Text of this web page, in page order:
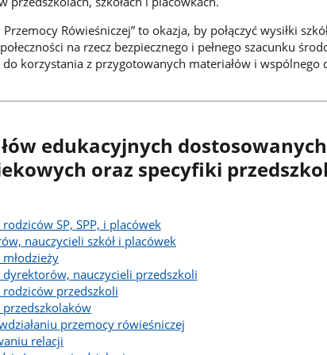
Rówieśniczej” to okazja, by połączyć wysiłki
na rzecz bezpiecznego i pełnego szacunku
korzystania z przygotowanych materiałów i wspólnego
edukacyjnych
oraz specyfiki
SP, SPP, i placówek
nauczycieli szkół i placówek
nauczycieli przedszkoli
przedszkoli
przemocy rówieśniczej
relacji